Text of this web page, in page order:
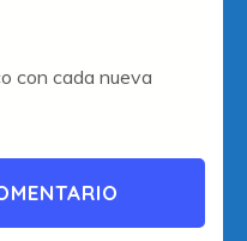
con cada nueva